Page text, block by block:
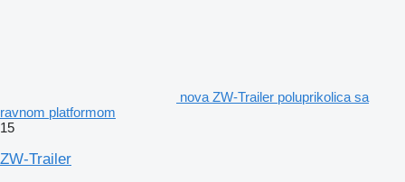
nova ZW-Trailer poluprikolica sa
ravnom platformom
15
ZW-Trailer